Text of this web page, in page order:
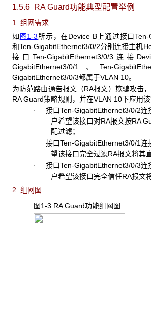
1.5.6 RA Guard功能典型配置举例
1. 组网需求
如 图1-3所示，在Device B上通过接口Ten-
和Ten-GigabitEthernet3/0/2分别连接主机
接口Ten-GigabitEthernet3/0/3连接
GigabitEthernet3/0/1、Ten-
GigabitEthernet3/0/3都属于VLAN 10。
为防范路由通告报文（RA报文）欺骗攻击
RA Guard策略规则，并在VLAN 10下应用该
· 接口Ten-GigabitEthernet3/0/2连
户希望该接口对RA报文按RA
配过滤；
· 接口Ten-GigabitEthernet3/0/1连
望该接口完全过滤RA报文将其
· 接口Ten-GigabitEthernet3/0/3连
户希望该接口完全信任RA报文
2. 组网图
图1-3 RA Guard功能组网图